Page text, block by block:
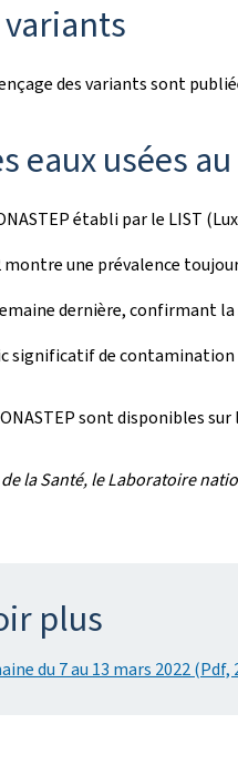
des variants sont
eaux usées
établi par le LIST
une prévalence
dernière, confirmant
significatif de contamination
sont disponibles sur
la Santé, le Laboratoire
plus
du 7 au 13 mars 2022 (Pdf,